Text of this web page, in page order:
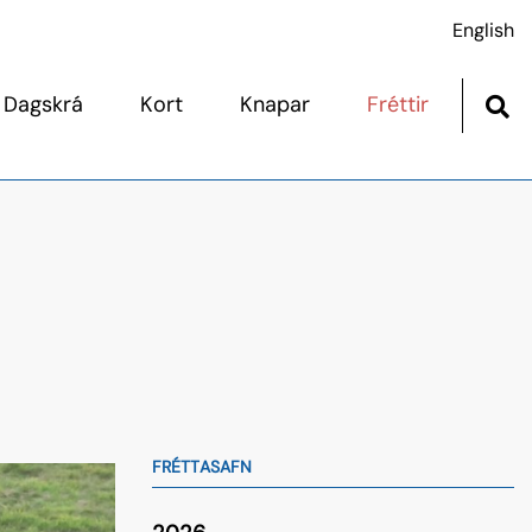
Dagskrá Kort Knapar
Ræktunarbú
Sýningar kynbótahrossa
Fréttir
English
FRÉTTASAFN